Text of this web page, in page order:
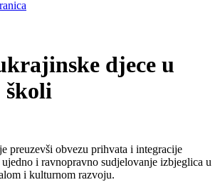
djece u
preuzevši obvezu prihvata i integracije
i ravnopravno sudjelovanje izbjeglica u
i kulturnom razvoju.